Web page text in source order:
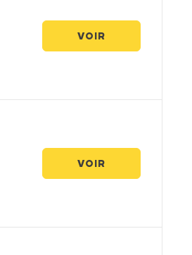
VOIR
VOIR